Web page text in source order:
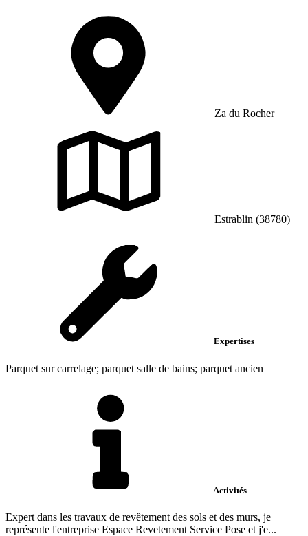
Za du Rocher
Estrablin (38780)
Expertises
Parquet sur carrelage; parquet salle de bains; parquet ancien
Activités
Expert dans les travaux de revêtement des sols et des murs, je
représente l'entreprise Espace Revetement Service Pose et j'e...